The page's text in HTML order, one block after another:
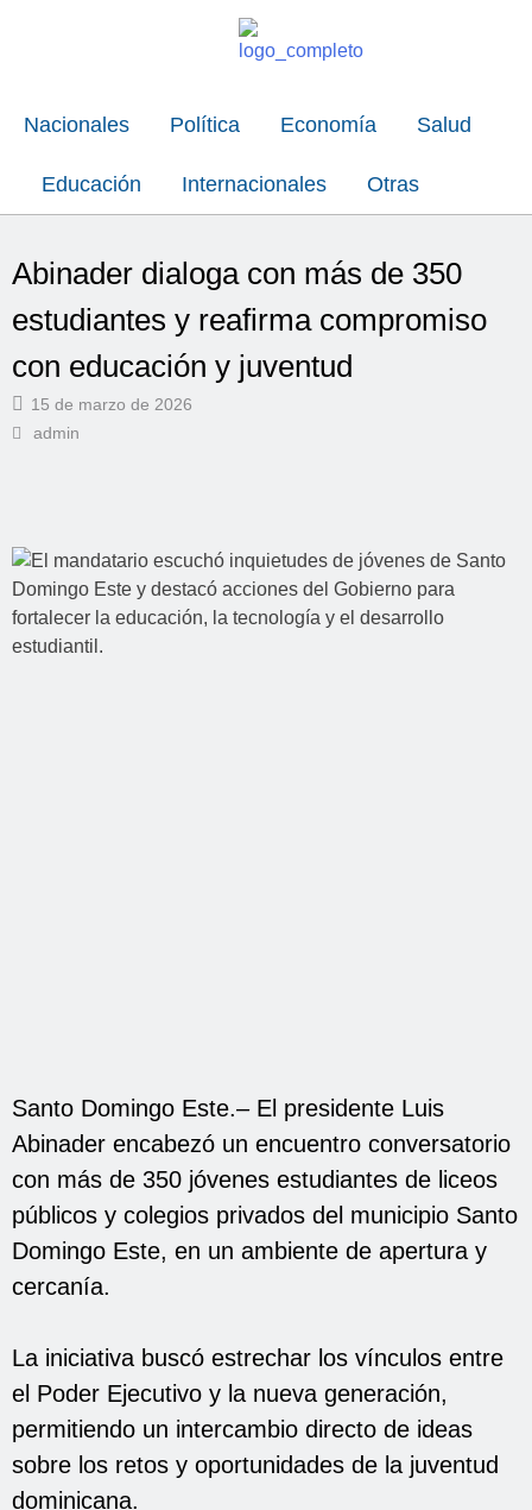
Nacionales Política Economía Salud
Educación Internacionales Otras
Abinader dialoga con más de 350
estudiantes y reafirma compromiso
con educación y juventud
15 de marzo de 2026
admin
Santo Domingo Este.–El presidente Luis
Abinader encabezó un encuentro conversatorio
con más de 350 jóvenes estudiantes de liceos
públicos y colegios privados del municipio Santo
Domingo Este, en un ambiente de apertura y
cercanía.
La iniciativa buscó estrechar los vínculos entre
el Poder Ejecutivo y la nueva generación,
permitiendo un intercambio directo de ideas
sobre los retos y oportunidades de la juventud
dominicana.